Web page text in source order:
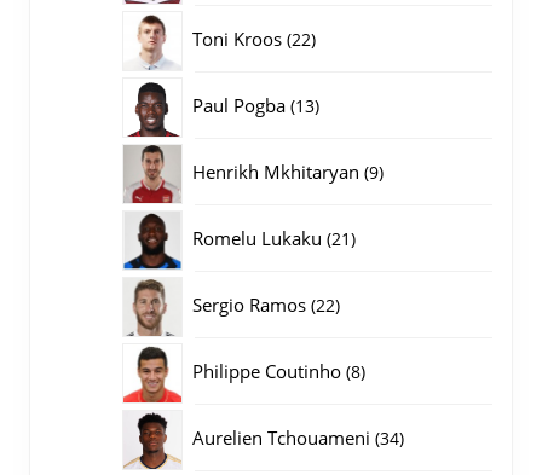
Toni Kroos 2222
Paul Pogba 1313
Henrikh Mkhitaryan 99
Romelu Lukaku 2121
Sergio Ramos 2222
Philippe Coutinho 88
Aurelien Tchouameni 3434